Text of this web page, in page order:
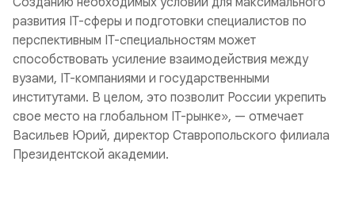
развития IT-сферы и подготовки специалистов по
перспективным IT-специальностям может
способствовать усиление взаимодействия между
вузами, IT-компаниями и государственными
институтами. В целом, это позволит России укрепить
свое место на глобальном IT-рынке», — отмечает
Васильев Юрий, директор Ставропольского филиала
Президентской академии.